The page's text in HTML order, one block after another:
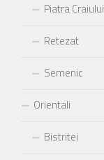
Piatra Craiului
Retezat
Semenic
Orientali
Bistritei